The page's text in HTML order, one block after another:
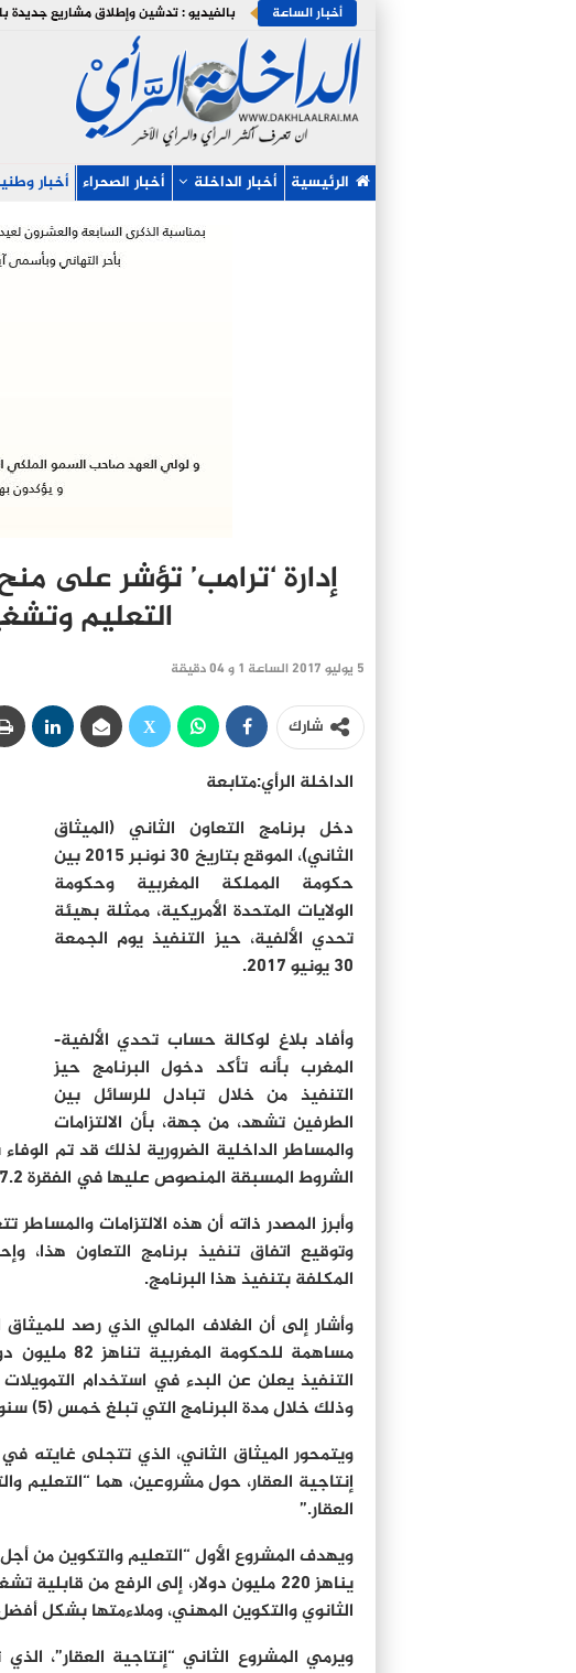
أخبار الساعة
الرئيسية أخبار الداخلة أخبار الصحراء أخبار
التعليم
5 يوليو 2017 الساعة 1 و 04 دقيقة
شارك
الداخلة الرأي:متابعة
دخل برنامج التعاون الثاني (الميثاق
الثاني)، الموقع بتاريخ 30 نونبر 2015 بين
حكومة المملكة المغربية وحكومة
الولايات المتحدة الأمريكية، ممثلة بهيئة
تحدي الألفية، حيز التنفيذ يوم الجمعة
30 يونيو 2017.
وأفاد بلاغ لوكالة حساب تحدي الألفية-
المغرب بأنه تأكد دخول البرنامج حيز
التنفيذ من خلال تبادل للرسائل بين
الطرفين تشهد، من جهة، بأن الالتزامات
والمساطر الداخلية الضرورية لذلك قد تم
الشروط المسبقة المنصوص عليها في الفقرة 7.2 من الميثاق الثاني قد تم استيفاؤها.
وأبرز المصدر ذاته أن هذه الالتزامات
وتوقيع اتفاق تنفيذ برنامج التعاون هذا،
المكلفة بتنفيذ هذا البرنامج.
مساهمة
التنفيذ يعلن عن البدء في استخدام
وذلك خلال مدة البرنامج التي تبلغ خمس (5) سنوات.
ويتمحور الميثاق الثاني، الذي تتجلى غايته
إنتاجية العقار، حول مشروعين، هما “التعليم
العقار.”
ويهدف المشروع الأول “التعليم والتكوين من
يناهز 220 مليون دولار، إلى الرفع من
الثانوي والتكوين المهني، وملاءمتها بشكل